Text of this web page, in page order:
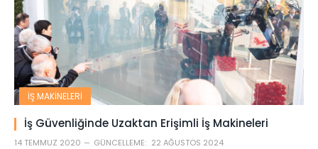
İŞ MAKINELERI
İş Güvenliğinde Uzaktan Erişimli İş Makineleri
14 TEMMUZ 2020 GÜNCELLEME: 22 AĞUSTOS 2024